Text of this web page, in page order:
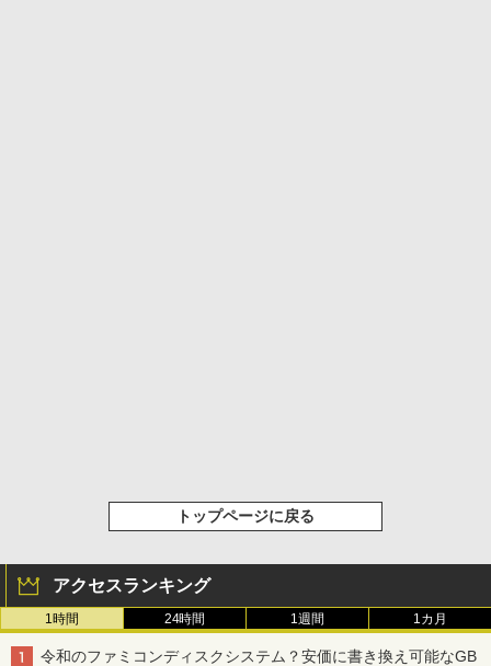
トップページに戻る
アクセスランキング
1時間 24時間 1週間 1カ月
令和のファミコンディスクシステム？安価に書き換え可能なGB